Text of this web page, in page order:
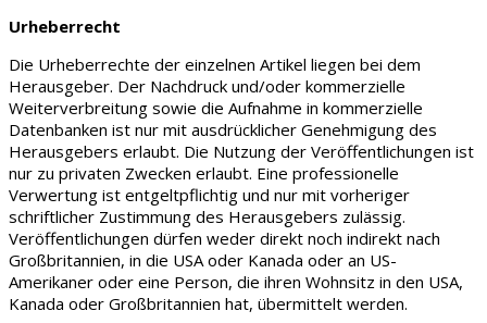
Urheberrecht
Die Urheberrechte der einzelnen Artikel liegen bei dem
Herausgeber. Der Nachdruck und/oder kommerzielle
Weiterverbreitung sowie die Aufnahme in kommerzielle
Datenbanken ist nur mit ausdrücklicher Genehmigung des
Herausgebers erlaubt. Die Nutzung der Veröffentlichungen ist
nur zu privaten Zwecken erlaubt. Eine professionelle
Verwertung ist entgeltpflichtig und nur mit vorheriger
schriftlicher Zustimmung des Herausgebers zulässig.
Veröffentlichungen dürfen weder direkt noch indirekt nach
Großbritannien, in die USA oder Kanada oder an US-
Amerikaner oder eine Person, die ihren Wohnsitz in den USA,
Kanada oder Großbritannien hat, übermittelt werden.